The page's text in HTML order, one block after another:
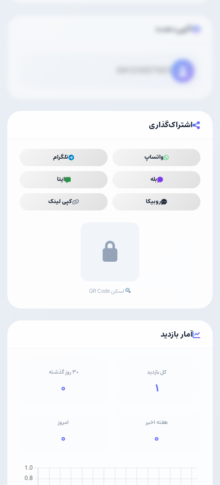
آگهی‌دهنده
09131057001
اشتراک‌گذاری
واتساپ تلگرام
بله ایتا
روبیکا کپی لینک
اسکن QR Code
آمار بازدید
کل بازدید
۱
۳۰ روز گذشته
۰
هفته اخیر
۰
امروز
۰